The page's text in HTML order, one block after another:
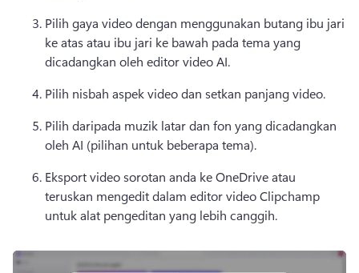
Pilih gaya video dengan menggunakan butang ibu jari
ke atas atau ibu jari ke bawah pada tema yang
dicadangkan oleh editor video AI.
Pilih nisbah aspek video dan setkan panjang video.
Pilih daripada muzik latar dan fon yang dicadangkan
oleh AI (pilihan untuk beberapa tema).
Eksport video sorotan anda ke OneDrive atau
teruskan mengedit dalam editor video Clipchamp
untuk alat pengeditan yang lebih canggih.